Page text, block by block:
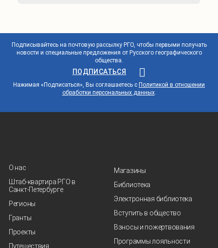
Подписывайтесь на почтовую рассылку РГО, чтобы первыми получать
новости и специальные предложения от Русского географического
общества.
ПОДПИСАТЬСЯ
Нажимая «Подписаться», Вы соглашаетесь с Политикой в отношении
обработки персональных данных.
О нас
Штаб-квартира РГО в
Санкт‑Петербурге
Регионы
Гранты
Проекты
Путешествия
Магазины
Библиотека
Электронная библиотека
Вступить в общество
Взносы и пожертвования
Программы лояльности